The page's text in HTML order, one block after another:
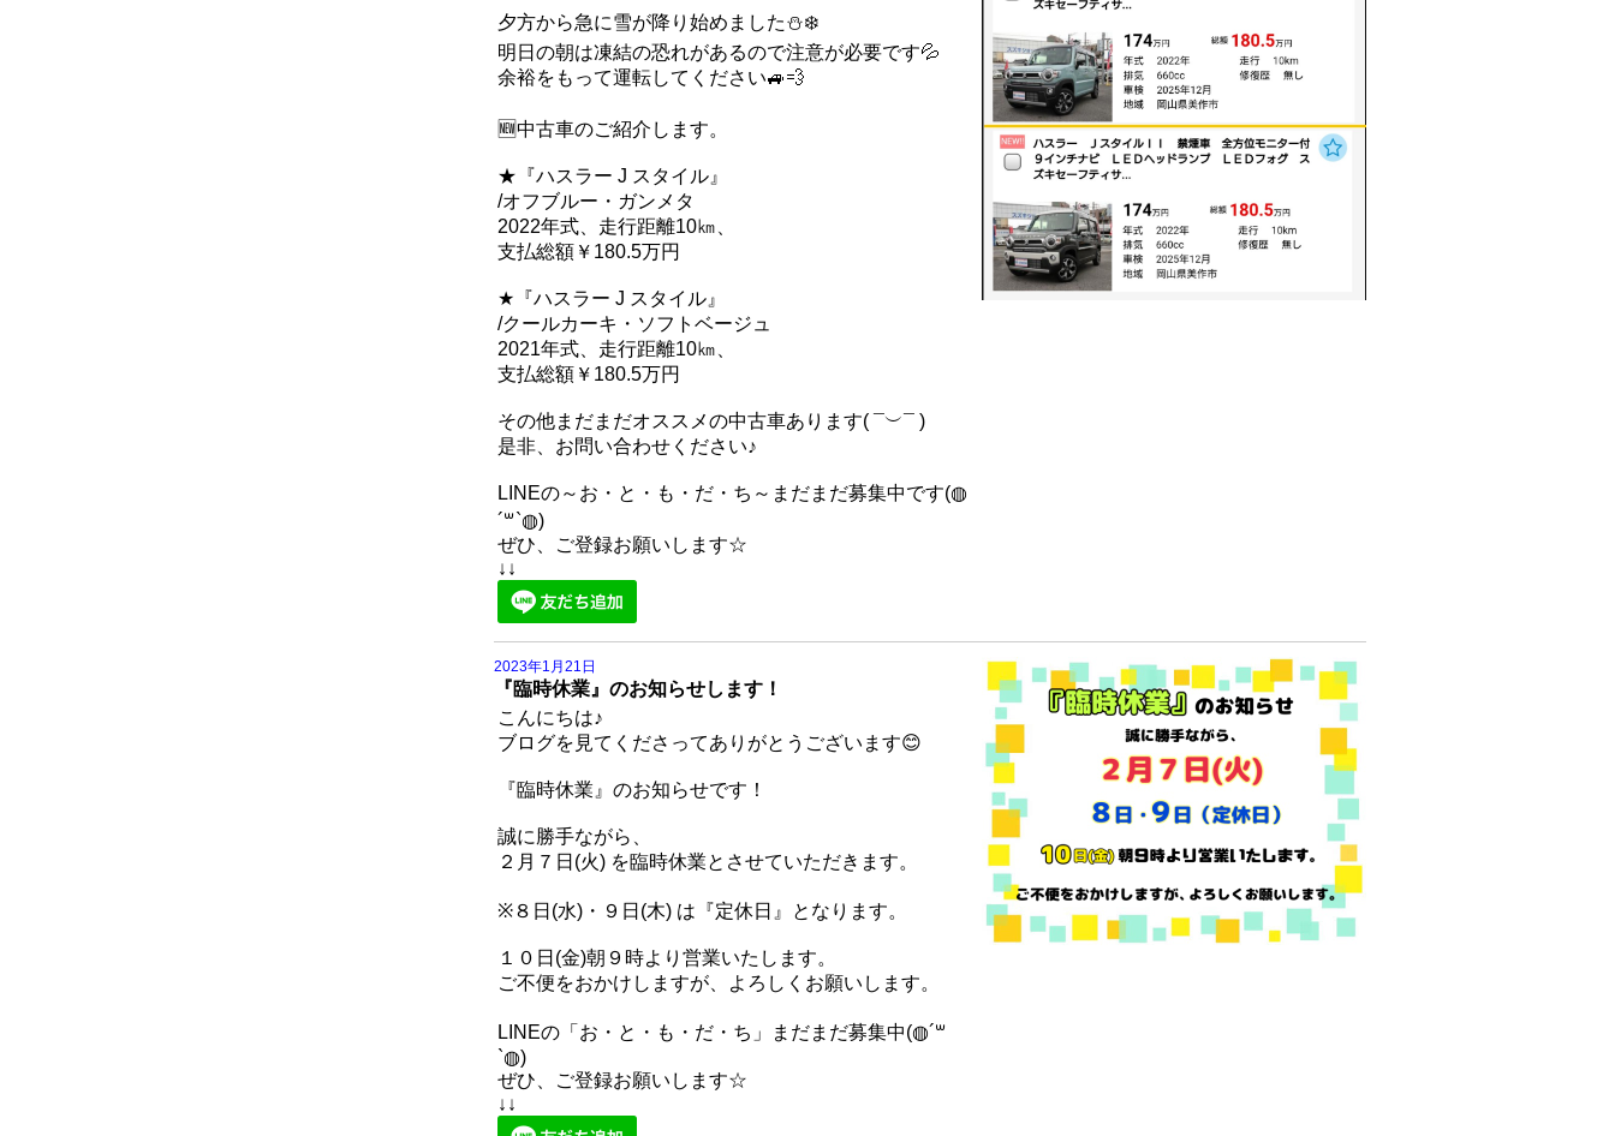
夕方から急に雪が降り始めました⛄❄️
明日の朝は凍結の恐れがあるので注意が必要です💦
余裕をもって運転してください🚙💨
🆕中古車のご紹介します。
★『ハスラー J スタイル』
/オフブルー・ガンメタ
2022年式、走行距離10㎞、
支払総額￥180.5万円
★『ハスラー J スタイル』
/クールカーキ・ソフトベージュ
2021年式、走行距離10㎞、
支払総額￥180.5万円
その他まだまだオススメの中古車あります( ¯︶¯ )
是非、お問い合わせください♪
LINEの～お・と・も・だ・ち～まだまだ募集中です(◍
´꒳`◍)
ぜひ、ご登録お願いします☆
↓↓
2023年1月21日
『臨時休業』のお知らせします！
こんにちは♪
ブログを見てくださってありがとうございます😊
『臨時休業』のお知らせです！
誠に勝手ながら、
２月７日(火) を臨時休業とさせていただきます。
※８日(水)・９日(木) は『定休日』となります。
１０日(金)朝９時より営業いたします。
ご不便をおかけしますが、よろしくお願いします。
LINEの「お・と・も・だ・ち」まだまだ募集中(◍´꒳
`◍)
ぜひ、ご登録お願いします☆
↓↓